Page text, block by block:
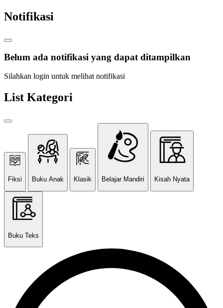
Notifikasi
Belum ada notifikasi yang dapat ditampilkan
Silahkan login untuk melihat notifikasi
List Kategori
Fiksi Buku Anak Klasik Belajar Mandiri Kisah Nyata
Buku Teks